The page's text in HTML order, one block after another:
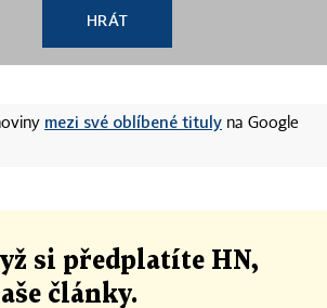
HRÁT
mezi své oblíbené tituly na Google
si předplatíte HN,
články.